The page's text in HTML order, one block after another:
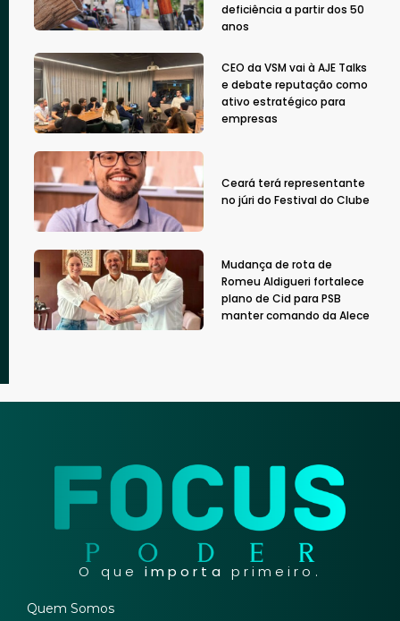
deficiência a partir dos 50
anos
CEO da VSM vai à AJE Talks
e debate reputação como
ativo estratégico para
empresas
Ceará terá representante
no júri do Festival do Clube
Mudança de rota de
Romeu Aldigueri fortalece
plano de Cid para PSB
manter comando da Alece
O que importa primeiro.
Quem Somos